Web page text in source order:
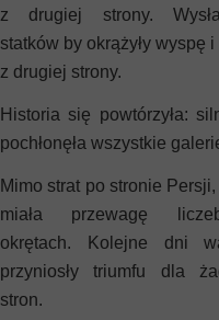
z drugiej strony.
statków by okrążyły wyspę i
z drugiej strony.
Historia się powtórzyła:
pochłonęła wszystkie
Mimo strat po stronie
miała przewagę
okrętach. Kolejne dni
przyniosły triumfu dla
stron.